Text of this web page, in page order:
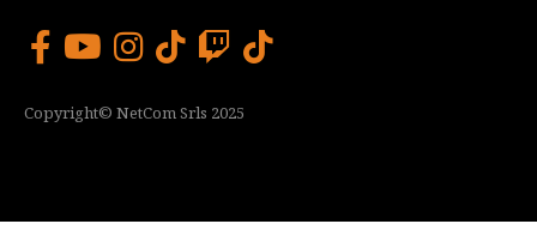
Copyright© NetCom Srls 2025